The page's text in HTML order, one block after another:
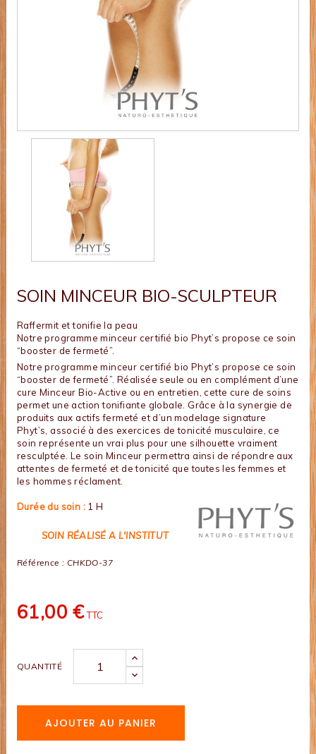
SOIN MINCEUR BIO-SCULPTEUR
Raffermit et tonifie la peau
Notre programme minceur certifié bio Phyt’s propose ce soin
“booster de fermeté”.
Notre programme minceur certifié bio Phyt’s propose ce soin
“booster de fermeté”. Réalisée seule ou en complément d’une
cure Minceur Bio-Active ou en entretien, cette cure de soins
permet une action tonifiante globale. Grâce à la synergie de
produits aux actifs fermeté et d’un modelage signature
Phyt’s, associé à des exercices de tonicité musculaire, ce
soin représente un vrai plus pour une silhouette vraiment
resculptée. Le soin Minceur permettra ainsi de répondre aux
attentes de fermeté et de tonicité que toutes les femmes et
les hommes réclament.
Durée du soin : 1 H
SOIN RÉALISÉ A L'INSTITUT
Référence : CHKDO-37
61,00 € TTC
QUANTITÉ
AJOUTER AU PANIER